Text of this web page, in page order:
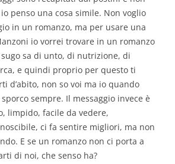
penso una cosa simile. Non voglio
in un romanzo, ma per usare una
io vorrei trovare in un romanzo
sa di unto, di nutrizione, di
e quindi proprio per questo ti
d’abito, non so voi ma io quando
sempre. Il messaggio invece è
limpido, facile da vedere,
ci fa sentire migliori, ma non
E se un romanzo non ci porta a
di noi, che senso ha?